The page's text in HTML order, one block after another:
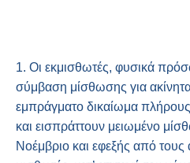
1. Οι εκμισθωτές, φυσικά
σύμβαση μίσθωσης για
εμπράγματο δικαίωμα πλήρους
και εισπράττουν μειωμένο
Νοέμβριο και εφεξής από τους